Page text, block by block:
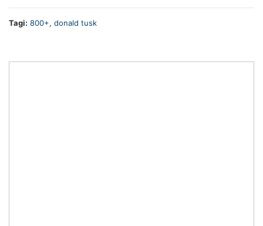
Tagi: 800+, donald tusk